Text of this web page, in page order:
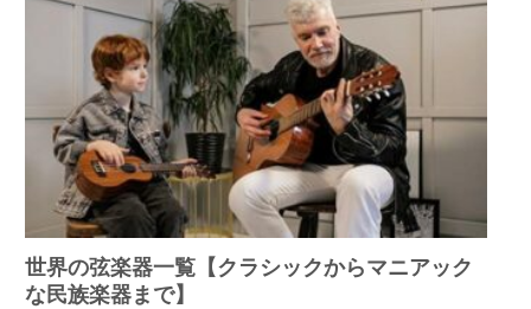
世界の弦楽器一覧【クラシックからマニアック
な民族楽器まで】